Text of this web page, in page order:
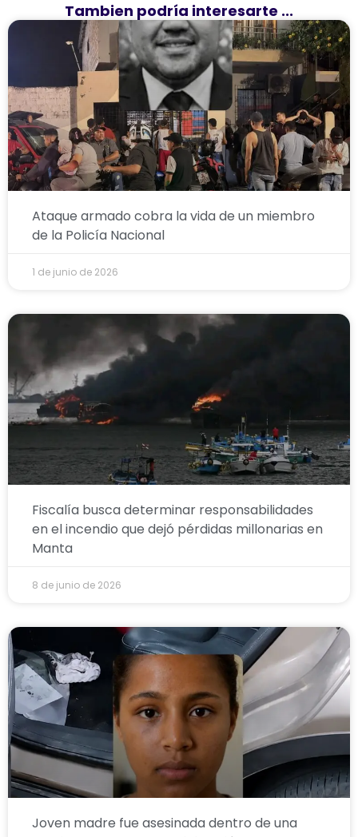
Tambien podría interesarte ...
Ataque armado cobra la vida de un miembro
de la Policía Nacional
1 de junio de 2026
Fiscalía busca determinar responsabilidades
en el incendio que dejó pérdidas millonarias en
Manta
8 de junio de 2026
Joven madre fue asesinada dentro de una